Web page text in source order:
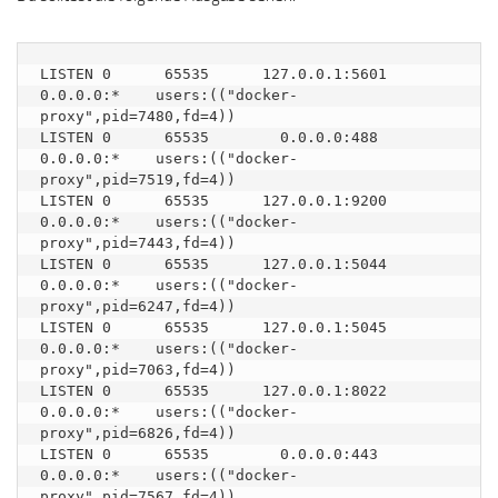
LISTEN 0      65535      127.0.0.1:5601
0.0.0.0:*    users:(("docker-
proxy",pid=7480,fd=4))
LISTEN 0      65535        0.0.0.0:488
0.0.0.0:*    users:(("docker-
proxy",pid=7519,fd=4))
LISTEN 0      65535      127.0.0.1:9200
0.0.0.0:*    users:(("docker-
proxy",pid=7443,fd=4))
LISTEN 0      65535      127.0.0.1:5044
0.0.0.0:*    users:(("docker-
proxy",pid=6247,fd=4))
LISTEN 0      65535      127.0.0.1:5045
0.0.0.0:*    users:(("docker-
proxy",pid=7063,fd=4))
LISTEN 0      65535      127.0.0.1:8022
0.0.0.0:*    users:(("docker-
proxy",pid=6826,fd=4))
LISTEN 0      65535        0.0.0.0:443
0.0.0.0:*    users:(("docker-